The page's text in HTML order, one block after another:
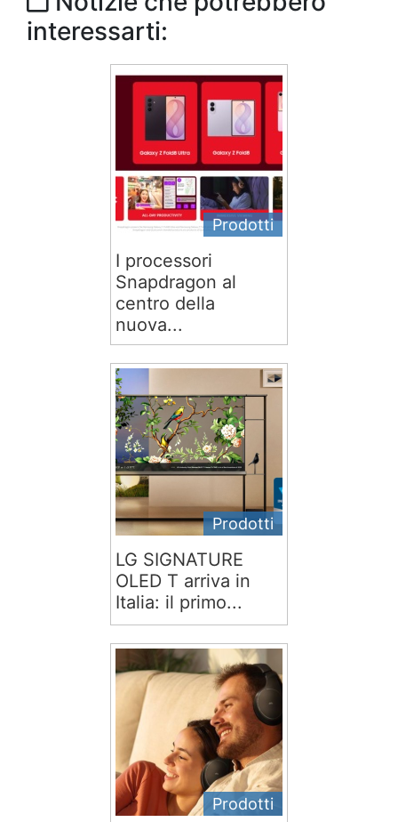
interessarti:
Prodotti
I processori
Snapdragon al
centro della
nuova...
Prodotti
LG SIGNATURE
OLED T arriva in
Italia: il primo...
Prodotti